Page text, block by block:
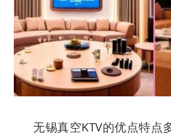
无锡真空KTV的优点特点